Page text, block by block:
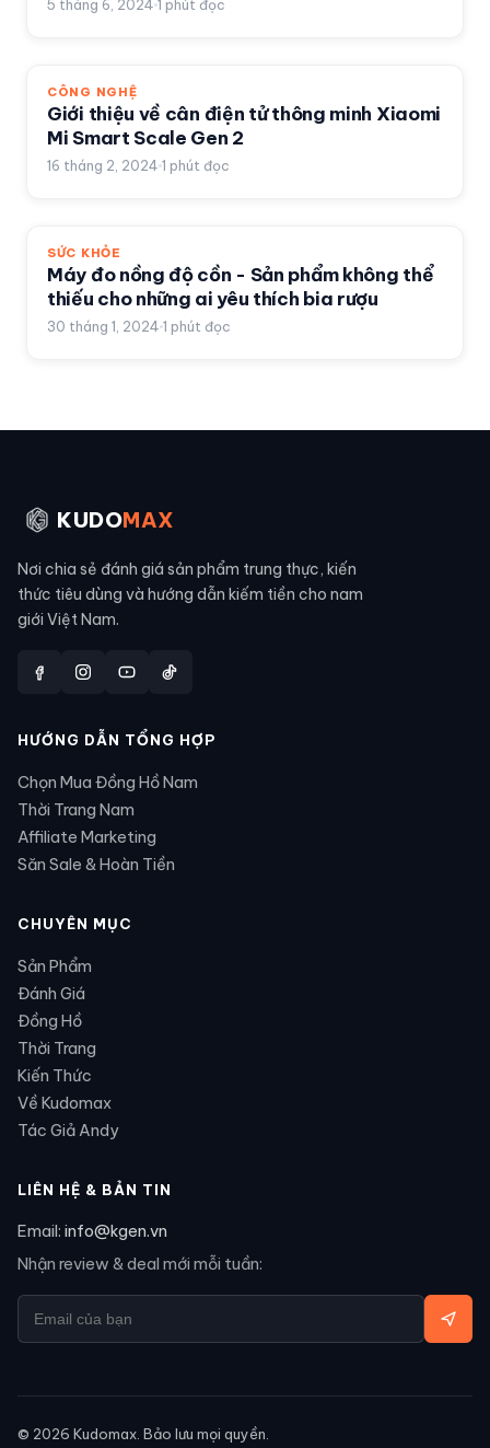
5 tháng 6, 2024 1 phút đọc
CÔNG NGHỆ
Giới thiệu về cân điện tử thông minh Xiaomi
Mi Smart Scale Gen 2
16 tháng 2, 2024 1 phút đọc
SỨC KHỎE
Máy đo nồng độ cồn - Sản phẩm không thể
thiếu cho những ai yêu thích bia rượu
30 tháng 1, 2024 1 phút đọc
KUDOMAX
Nơi chia sẻ đánh giá sản phẩm trung thực, kiến
thức tiêu dùng và hướng dẫn kiếm tiền cho nam
giới Việt Nam.
HƯỚNG DẪN TỔNG HỢP
Chọn Mua Đồng Hồ Nam
Thời Trang Nam
Affiliate Marketing
Săn Sale & Hoàn Tiền
CHUYÊN MỤC
Sản Phẩm
Đánh Giá
Đồng Hồ
Thời Trang
Kiến Thức
Về Kudomax
Tác Giả Andy
LIÊN HỆ & BẢN TIN
Email: info@kgen.vn
Nhận review & deal mới mỗi tuần:
© 2026 Kudomax. Bảo lưu mọi quyền.